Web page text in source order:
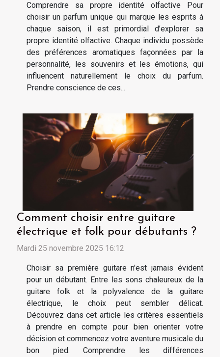
Comprendre sa propre identité olfactive Pour
choisir un parfum unique qui marque les esprits à
chaque saison, il est primordial d’explorer sa
propre identité olfactive. Chaque individu possède
des préférences aromatiques façonnées par la
personnalité, les souvenirs et les émotions, qui
influencent naturellement le choix du parfum.
Prendre conscience de ces...
Comment choisir entre guitare
électrique et folk pour débutants ?
Mardi 25 novembre 2025 16:12
Choisir sa première guitare n'est jamais évident
pour un débutant. Entre les sons chaleureux de la
guitare folk et la polyvalence de la guitare
électrique, le choix peut sembler délicat.
Découvrez dans cet article les critères essentiels
à prendre en compte pour bien orienter votre
décision et commencez votre aventure musicale du
bon pied. Comprendre les différences